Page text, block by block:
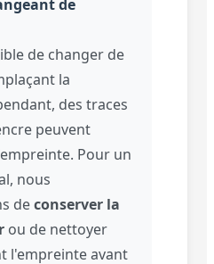
de
de changer de
la
des traces
peuvent
Pour un
nous
deconserver la
ou de nettoyer
l'empreinte avant